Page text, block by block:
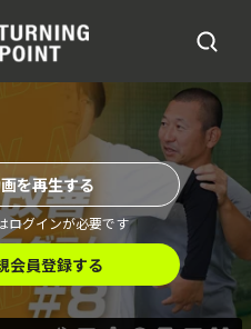
ログインが必要です
を再生する
会員登録する